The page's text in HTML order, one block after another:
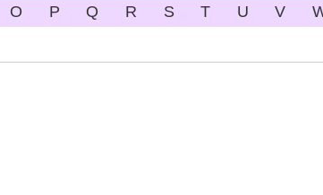
O P Q R S T U V